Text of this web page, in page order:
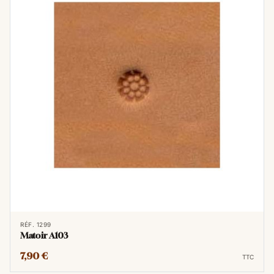
TECHNIQUE DE REPOUSSAGE DU CUIR
RÉF. 1299
Matoir A103
7,90 € TTC